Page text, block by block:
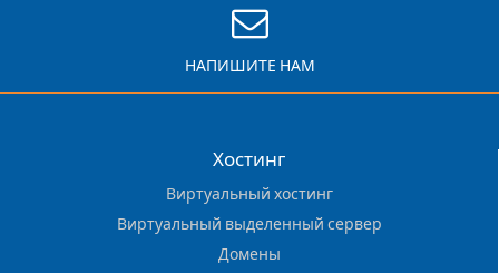
НАПИШИТЕ НАМ
Хостинг
Виртуальный хостинг
Виртуальный выделенный сервер
Домены